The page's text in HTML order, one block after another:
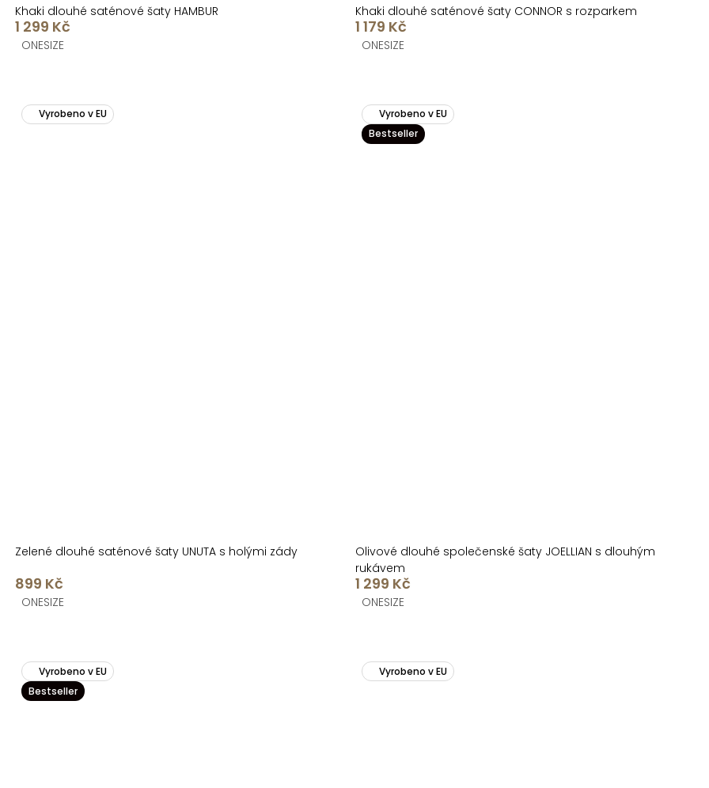
Khaki dlouhé saténové šaty HAMBUR
1 299 Kč
ONESIZE
Khaki dlouhé saténové šaty CONNOR s rozparkem
1 179 Kč
ONESIZE
Vyrobeno v EU
Zelené dlouhé saténové šaty UNUTA s holými zády
899 Kč
ONESIZE
Vyrobeno v EU
Bestseller
Olivové dlouhé společenské šaty JOELLIAN s dlouhým
rukávem
1 299 Kč
ONESIZE
Vyrobeno v EU
Bestseller
Vyrobeno v EU